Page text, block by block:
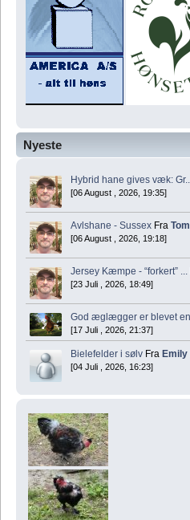
Nyeste
Hybrid hane gives væk: Gr...
[06 August , 2026, 19:35]
Avlshane - Sussex Fra
[06 August , 2026, 19:18]
Jersey Kæmpe - “forkert” ...
[23 Juli , 2026, 18:49]
God æglægger er blevet
[17 Juli , 2026, 21:37]
Bielefelder i sølv Fra Emily
[04 Juli , 2026, 16:23]